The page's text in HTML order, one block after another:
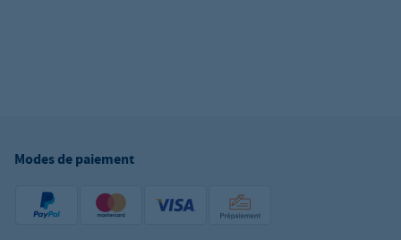
Modes de paiement